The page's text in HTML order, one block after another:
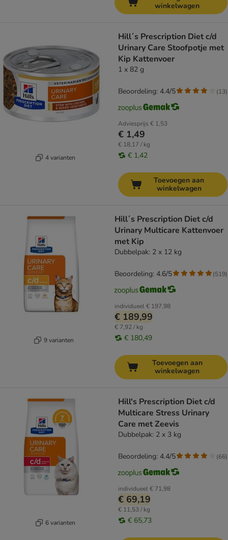
winkelwagen
4 varianten
Hill´s Prescription Diet c/d
Urinary Care Stoofpotje met
Kip Kattenvoer
1 x 82 g
Adviesprijs € 1,53
€ 1,49
€ 18,17 / kg
€ 1,42
Beoordeling: 4.4/5 (13)
Toevoegen aan
winkelwagen
9 varianten
Hill´s Prescription Diet c/d
Urinary Multicare Kattenvoer
met Kip
Dubbelpak: 2 x 12 kg
individueel€ 197,98
€ 189,99
€ 7,92 / kg
€ 180,49
Beoordeling: 4.6/5 (519)
Toevoegen aan
winkelwagen
6 varianten
Hill's Prescription Diet c/d
Multicare Stress Urinary
Care met Zeevis
Dubbelpak: 2 x 3 kg
individueel€ 71,98
€ 69,19
€ 11,53 / kg
€ 65,73
Beoordeling: 4.4/5 (66)